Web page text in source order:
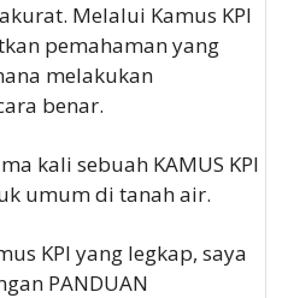
Melalui Kamus KPI
pemahaman yang
melakukan
benar.
kali sebuah KAMUS KPI
umum di tanah air.
KPI yang legkap, saya
PANDUAN